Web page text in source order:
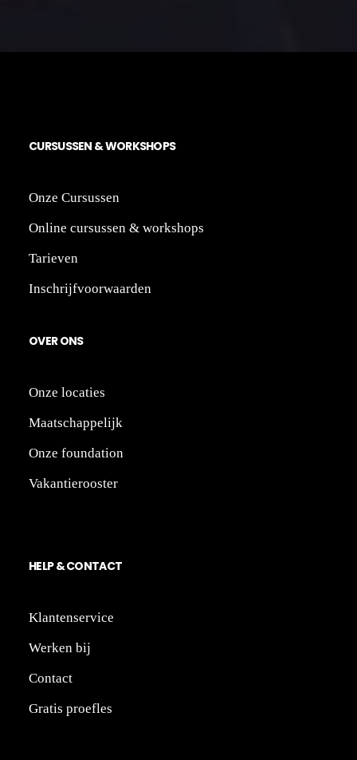
CURSUSSEN &WORKSHOPS
Onze Cursussen
Online cursussen & workshops
Tarieven
Inschrijfvoorwaarden
OVERONS
Onze locaties
Maatschappelijk
Onze foundation
Vakantierooster
HELP&CONTACT
Klantenservice
Werken bij
Contact
Gratis proefles